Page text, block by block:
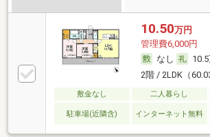
10.50万円
管理費6,000円
なし
2階 / 2LDK（
敷金なし 二人暮らし
駐車場(近隣含) インターネット無料